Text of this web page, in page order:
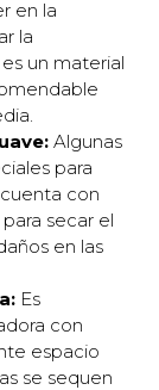
en la
la
un material
Algunas
para
con
secar el
en las
Es
con
espacio
se sequen